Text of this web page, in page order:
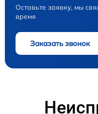
Оставьте заявку, мы
время
Заказать звонок